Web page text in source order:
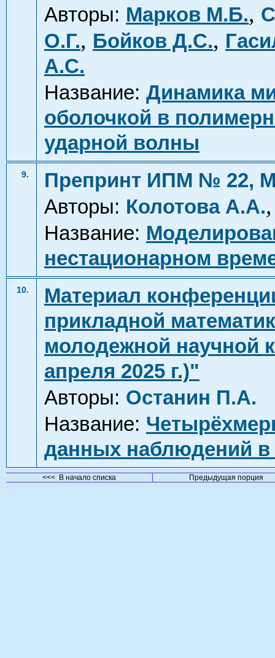
Авторы: Марков М.Б.,
О.Г., Бойков Д.С.,
А.С.
Название: Динамика
оболочкой в
ударной волны
9.
Препринт ИПМ № 22,
Авторы: Колотова А.А.
Название:
нестационарном
10.
Материал
прикладной
молодежной научной
апреля 2025 г.)"
Авторы: Останин П.А.
Название:
данных наблюдений
<<< В начало списка Предыдущая порция